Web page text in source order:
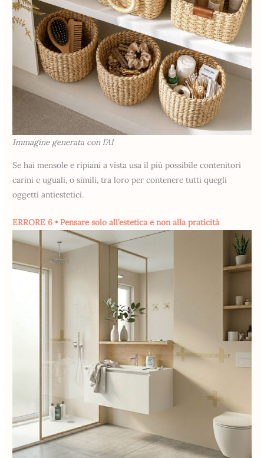
Immagine generata con l’AI
Se hai mensole e ripiani a vista usa il più possibile contenitori
carini e uguali, o simili, tra loro per contenere tutti quegli
oggetti antiestetici.
ERRORE 6 • Pensare solo all’estetica e non alla praticità